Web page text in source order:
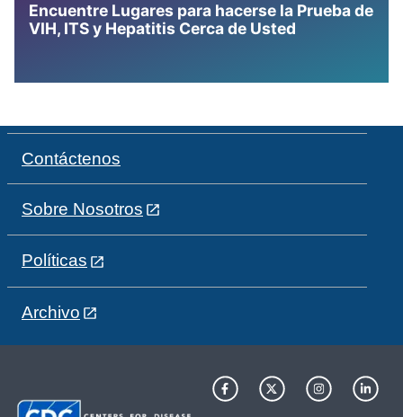
Encuentre Lugares para hacerse la Prueba de
VIH, ITS y Hepatitis Cerca de Usted
Contáctenos
Sobre Nosotros
Políticas
Archivo